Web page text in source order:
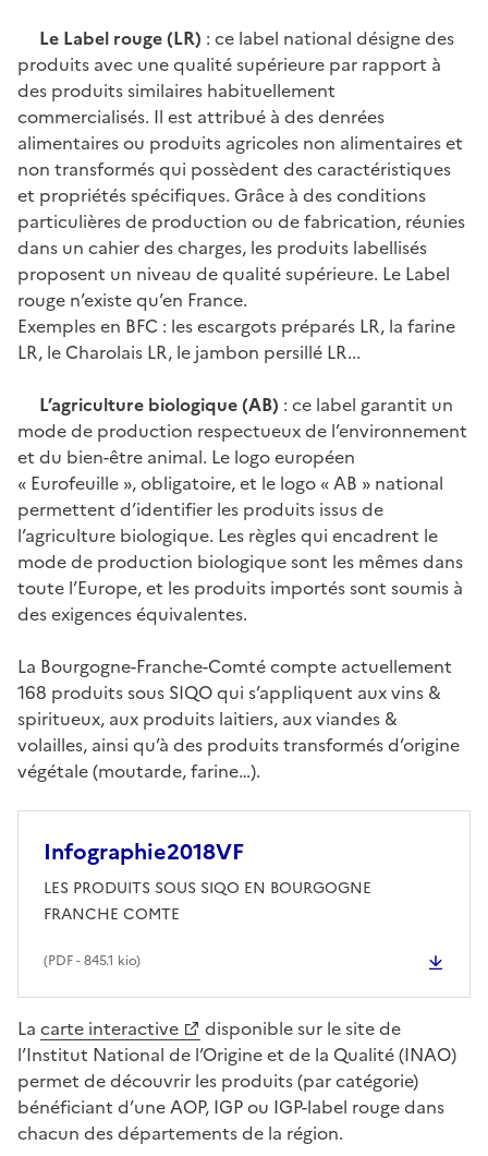
Le Label rouge (LR) : ce label national désigne des
produits avec une qualité supérieure par rapport à
des produits similaires habituellement
commercialisés. Il est attribué à des denrées
alimentaires ou produits agricoles non alimentaires et
non transformés qui possèdent des caractéristiques
et propriétés spécifiques. Grâce à des conditions
particulières de production ou de fabrication, réunies
dans un cahier des charges, les produits labellisés
proposent un niveau de qualité supérieure. Le Label
rouge n’existe qu’en France.
Exemples en BFC : les escargots préparés LR, la farine
LR, le Charolais LR, le jambon persillé LR...
L’agriculture biologique (AB) : ce label garantit un
mode de production respectueux de l’environnement
et du bien-être animal. Le logo européen
« Eurofeuille », obligatoire, et le logo « AB » national
permettent d’identifier les produits issus de
l’agriculture biologique. Les règles qui encadrent le
mode de production biologique sont les mêmes dans
toute l’Europe, et les produits importés sont soumis à
des exigences équivalentes.
La Bourgogne-Franche-Comté compte actuellement
168 produits sous SIQO qui s’appliquent aux vins &
spiritueux, aux produits laitiers, aux viandes &
volailles, ainsi qu’à des produits transformés d’origine
végétale (moutarde, farine…).
Infographie2018VF
(PDF- 845.1 kio)
LES PRODUITS SOUS SIQO EN BOURGOGNE
FRANCHE COMTE
La carte interactive
disponible sur le site de
l’Institut National de l’Origine et de la Qualité (INAO)
permet de découvrir les produits (par catégorie)
bénéficiant d’une AOP, IGP ou IGP-label rouge dans
chacun des départements de la région.